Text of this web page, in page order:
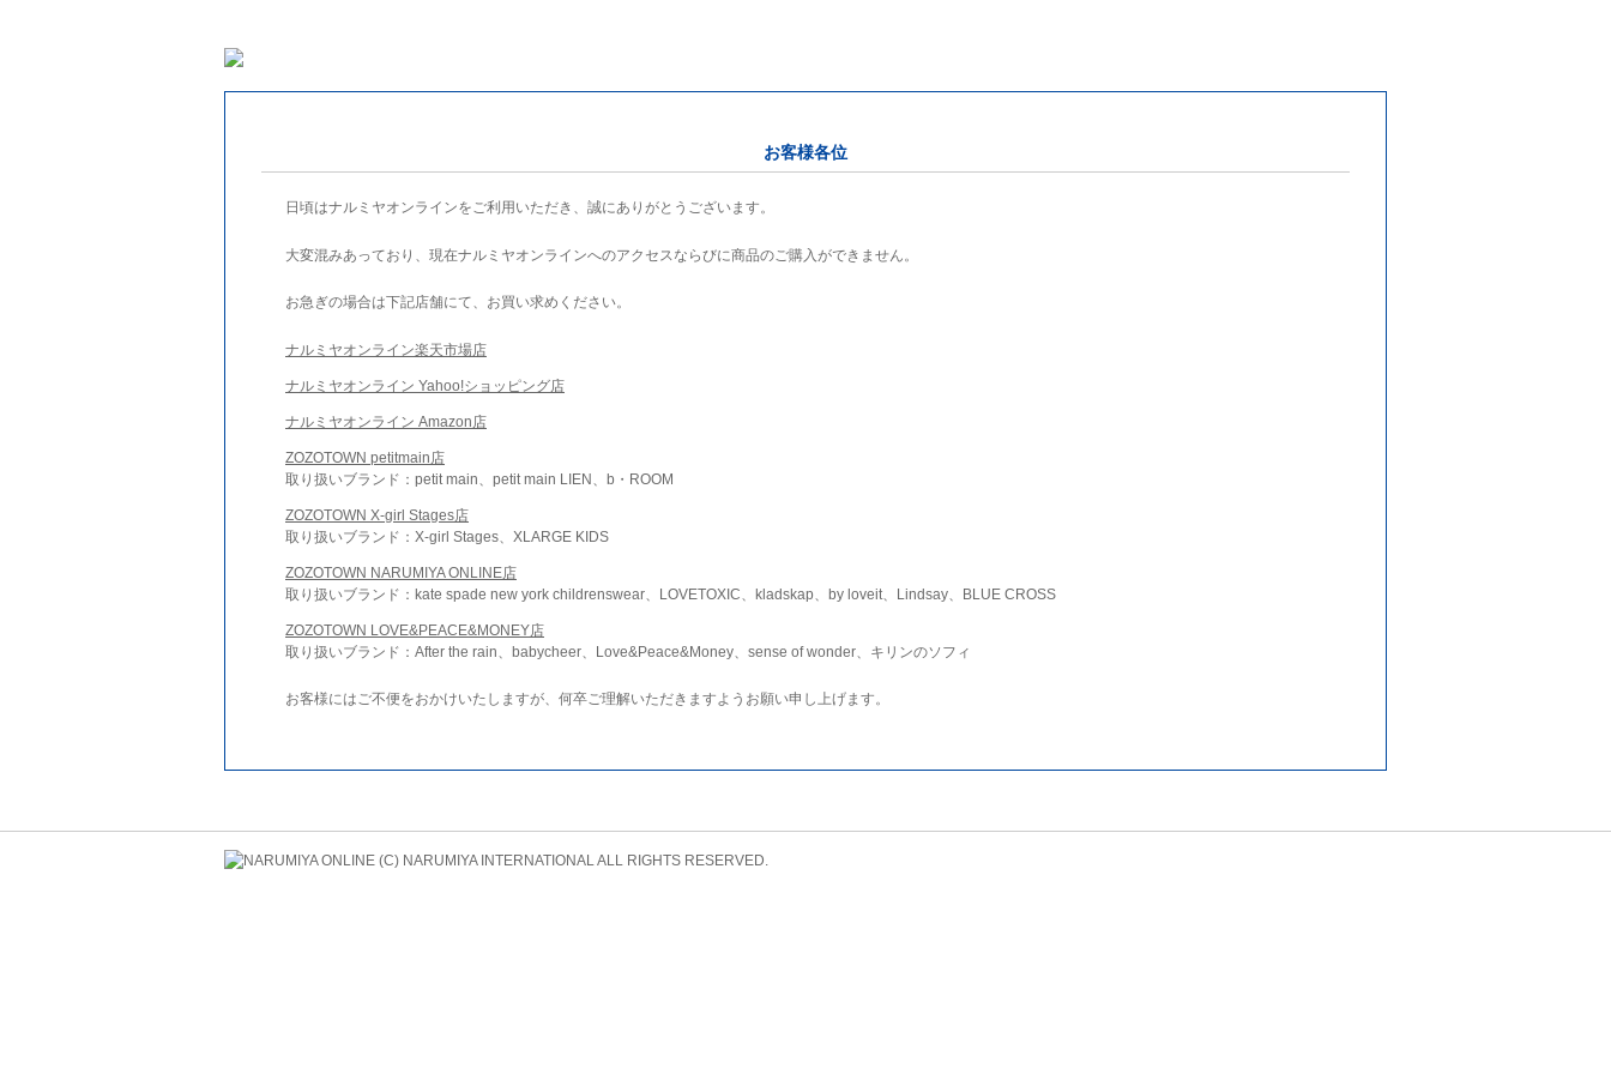
お客様各位
日頃はナルミヤオンラインをご利用いただき、誠にありがとうございます。
大変混みあっており、現在ナルミヤオンラインへのアクセスならびに商品のご購入ができません。
お急ぎの場合は下記店舗にて、お買い求めください。
ナルミヤオンライン楽天市場店
ナルミヤオンライン Yahoo!ショッピング店
ナルミヤオンライン Amazon店
ZOZOTOWN petitmain店
取り扱いブランド：petit main、petit main LIEN、b・ROOM
ZOZOTOWN X-girl Stages店
取り扱いブランド：X-girl Stages、XLARGE KIDS
ZOZOTOWN NARUMIYA ONLINE店
取り扱いブランド：kate spade new york childrenswear、LOVETOXIC、kladskap、by loveit、Lindsay、BLUE CROSS
ZOZOTOWN LOVE&PEACE&MONEY店
取り扱いブランド：After the rain、babycheer、Love&Peace&Money、sense of wonder、キリンのソフィ
お客様にはご不便をおかけいたしますが、何卒ご理解いただきますようお願い申し上げます。